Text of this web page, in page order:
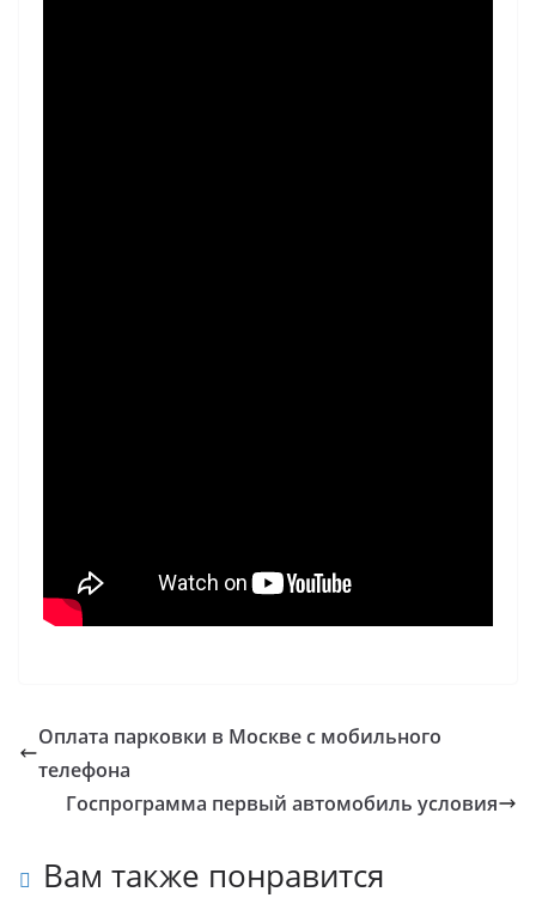
Оплата парковки в Москве с мобильного
телефона
Госпрограмма первый автомобиль условия
Вам также понравится